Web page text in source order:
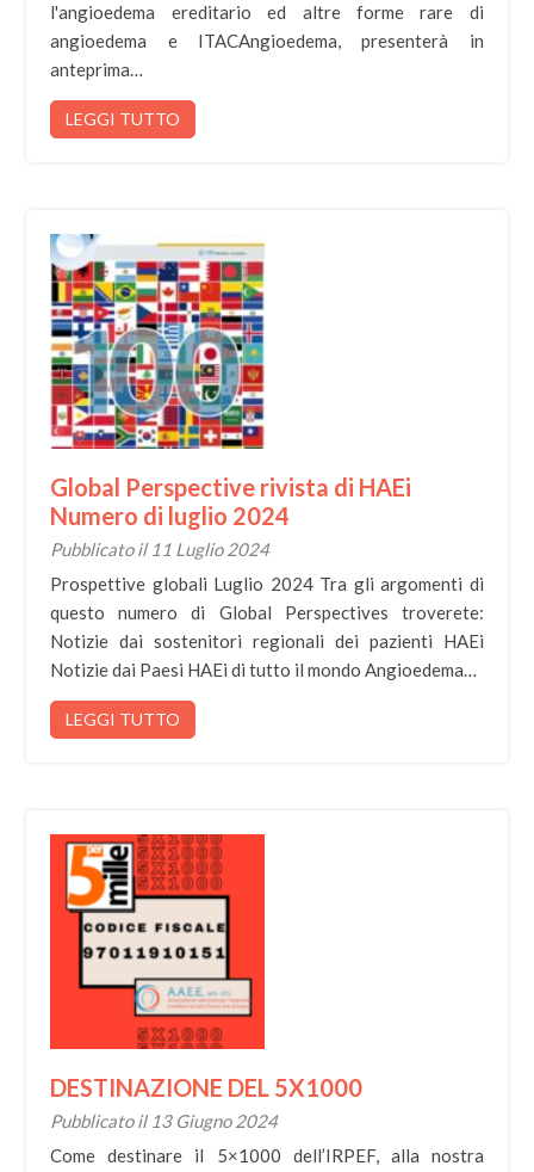
l'angioedema ereditario ed altre forme rare di
angioedema e ITACAngioedema, presenterà in
anteprima…
LEGGI TUTTO
Global Perspective rivista di HAEi
Numero di luglio 2024
Pubblicato il 11 Luglio 2024
Prospettive globali Luglio 2024 Tra gli argomenti di
questo numero di Global Perspectives troverete:
Notizie dai sostenitori regionali dei pazienti HAEi
Notizie dai Paesi HAEi di tutto il mondo Angioedema…
LEGGI TUTTO
DESTINAZIONE DEL 5X1000
Pubblicato il 13 Giugno 2024
Come destinare il 5×1000 dell’IRPEF, alla nostra